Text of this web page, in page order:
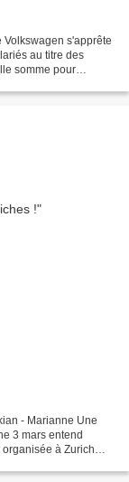
s'apprête
au titre des
somme pour
- Marianne Une
3 mars entend
à Zurich